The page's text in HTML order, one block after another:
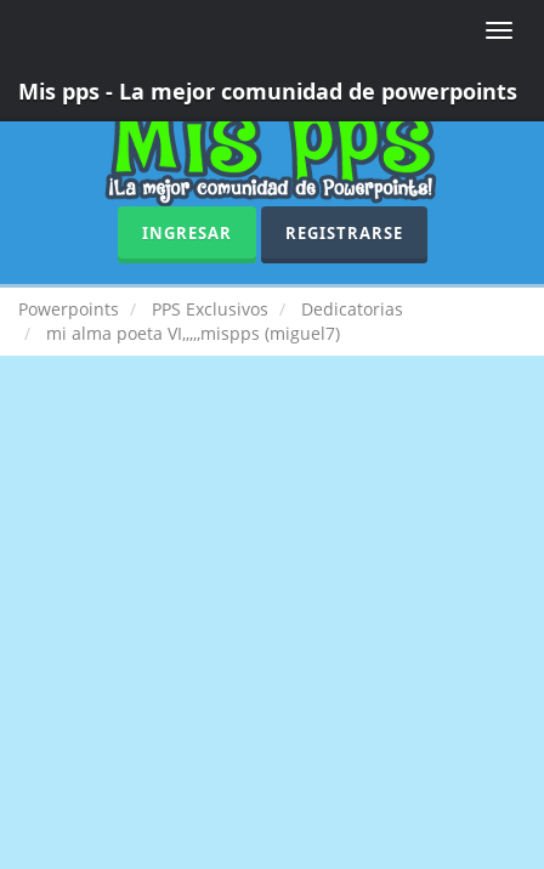
Toggle
Mis pps - La mejor comunidad de powerpoints
INGRESAR REGISTRARSE
Powerpoints PPS Exclusivos
Dedicatorias
mi alma poeta VI,,,,,mispps (miguel7)